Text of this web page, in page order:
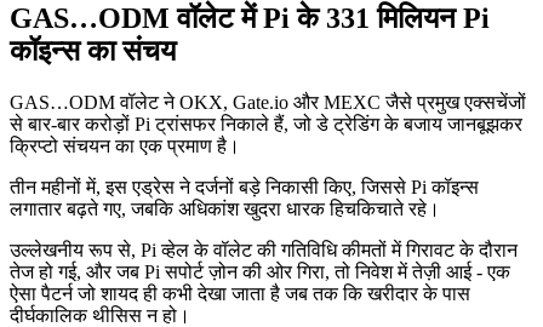
GAS…ODM वॉलेट में Pi के 331 मिलियन Pi
कॉइन्स का संचय
GAS…ODM वॉलेट ने OKX, Gate.io और MEXC जैसे प्रमुख एक्सचेंजों
से बार-बार करोड़ों Pi ट्रांसफर निकाले हैं, जो डे ट्रेडिंग के बजाय जानबूझकर
क्रिप्टो संचयन का एक प्रमाण है।
तीन महीनों में, इस एड्रेस ने दर्जनों बड़े निकासी किए, जिससे Pi कॉइन्स
लगातार बढ़ते गए, जबकि अधिकांश खुदरा धारक हिचकिचाते रहे।
उल्लेखनीय रूप से, Pi व्हेल के वॉलेट की गतिविधि कीमतों में गिरावट के दौरान
तेज हो गई, और जब Pi सपोर्ट ज़ोन की ओर गिरा, तो निवेश में तेज़ी आई - एक
ऐसा पैटर्न जो शायद ही कभी देखा जाता है जब तक कि खरीदार के पास
दीर्घकालिक थीसिस न हो।